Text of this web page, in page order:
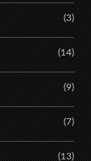
(3)
(14)
(9)
(7)
(13)